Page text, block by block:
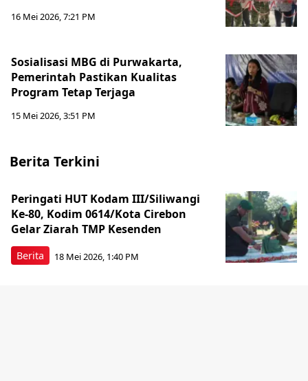
16 Mei 2026, 7:21 PM
Sosialisasi MBG di Purwakarta,
Pemerintah Pastikan Kualitas
Program Tetap Terjaga
15 Mei 2026, 3:51 PM
Berita Terkini
Berita
Peringati HUT Kodam III/Siliwangi
Ke-80, Kodim 0614/Kota Cirebon
Gelar Ziarah TMP Kesenden
18 Mei 2026, 1:40 PM